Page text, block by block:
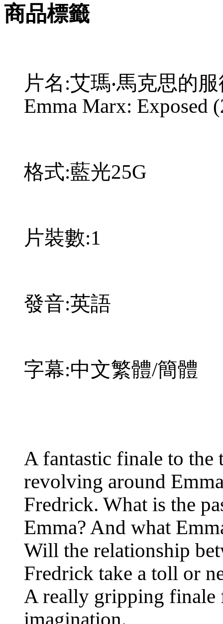
商品標籤
片名:艾瑪‧馬克思的
Emma Marx: Exposed
格式:藍光25G
片裝數:1
發音:英語
字幕:中文繁體/簡體
A fantastic finale to
revolving around
Fredrick. What is the
Emma? And what
Will the relationship
Fredrick take a toll or
A really gripping finale
imagination.